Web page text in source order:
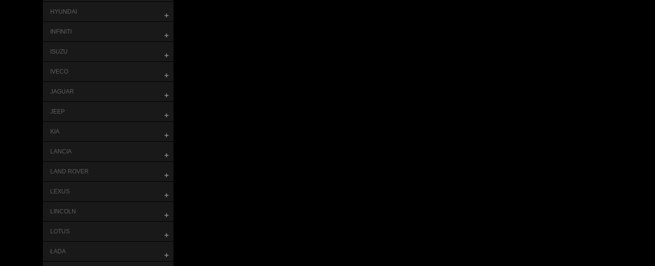
HYUNDAI +
INFINITI +
ISUZU +
IVECO +
JAGUAR +
JEEP +
KIA +
LANCIA +
LAND ROVER +
LEXUS +
LINCOLN +
LOTUS +
ŁADA +